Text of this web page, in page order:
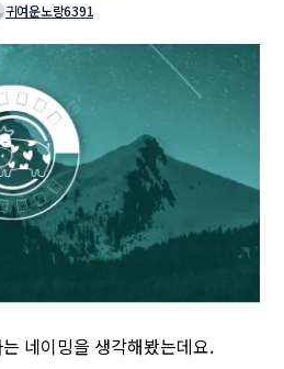
귀여운노랑6391
네이밍을 생각해봤는데요.